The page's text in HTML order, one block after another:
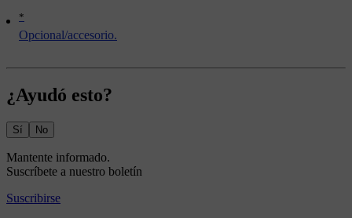
*
Opcional/accesorio.
¿Ayudó esto?
Sí No